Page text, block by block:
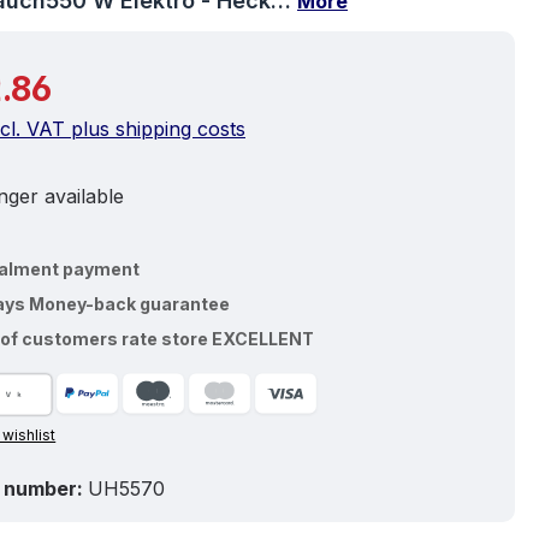
VAT plus shipping costs
available
payment
Money-back guarantee
of customers rate store EXCELLENT
UH5570